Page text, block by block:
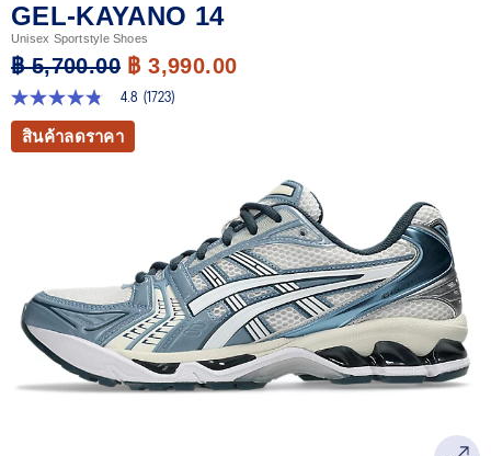
GEL-KAYANO 14
Unisex Sportstyle Shoes
฿ 5,700.00 ฿ 3,990.00
4.8
จาก
ดาว
หน้า
เดียวกัน
4.8 (1723)
สินค้าลดราคา